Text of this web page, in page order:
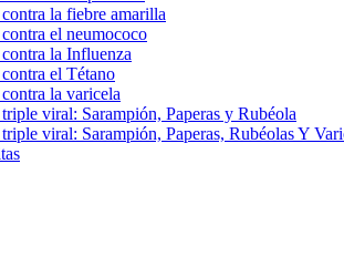
la fiebre amarilla
el neumococo
la Influenza
el Tétano
la varicela
viral: Sarampión, Paperas y Rubéola
viral: Sarampión, Paperas, Rubéolas Y